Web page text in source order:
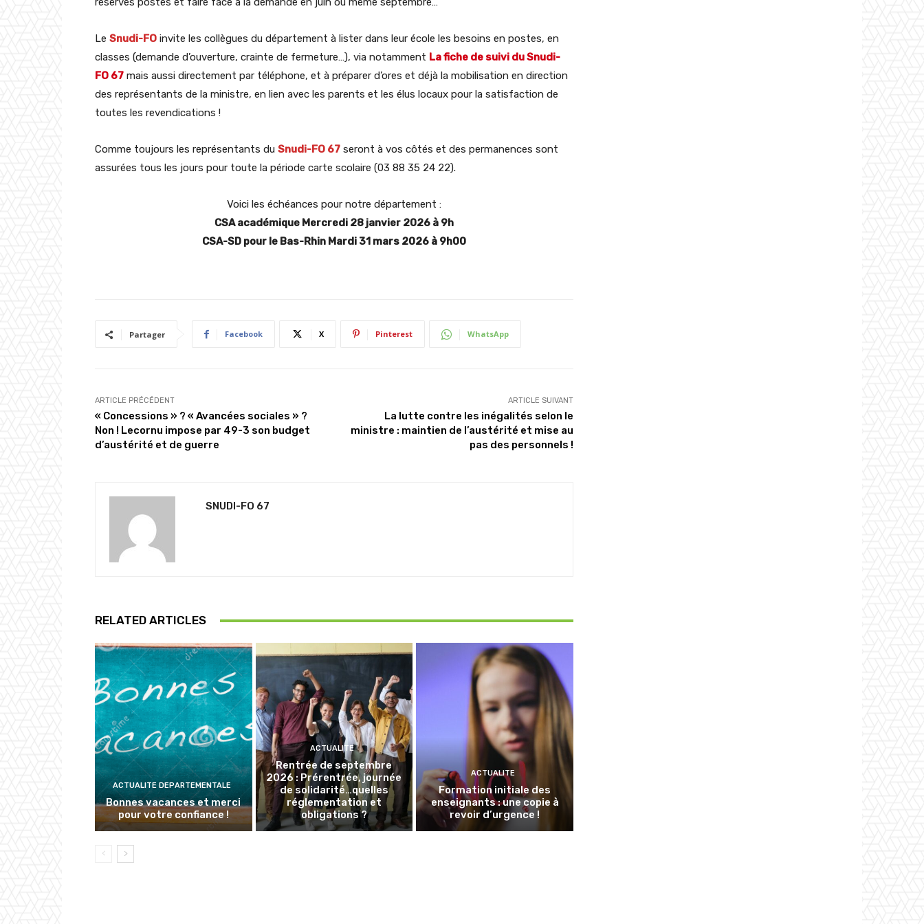
Le Snudi-FO invite les collègues du département à lister dans leur école les besoins en postes, en
classes (demande d’ouverture, crainte de fermeture…), via notamment La fiche de suivi du Snudi-
FO 67 mais aussi directement par téléphone, et à préparer d’ores et déjà la mobilisation en direction
des représentants de la ministre, en lien avec les parents et les élus locaux pour la satisfaction de
toutes les revendications !
Comme toujours les représentants du Snudi-FO 67 seront à vos côtés et des permanences sont
assurées tous les jours pour toute la période carte scolaire (03 88 35 24 22).
Voici les échéances pour notre département :
CSA académique Mercredi 28 janvier 2026 à 9h
CSA-SD pour le Bas-Rhin Mardi 31 mars 2026 à 9h00
Partager Facebook X Pinterest WhatsApp
ARTICLE PRÉCÉDENT
« Concessions » ? « Avancées sociales » ?
Non ! Lecornu impose par 49-3 son budget
d’austérité et de guerre
ARTICLE SUIVANT
La lutte contre les inégalités selon le
ministre : maintien de l’austérité et mise au
pas des personnels !
SNUDI-FO 67
RELATED ARTICLES
ACTUALITE DEPARTEMENTALE
Bonnes vacances et merci
pour votre confiance !
ACTUALITE
Rentrée de septembre
2026 : Prérentrée, journée
de solidarité…quelles
réglementation et
obligations ?
ACTUALITE
Formation initiale des
enseignants : une copie à
revoir d’urgence !